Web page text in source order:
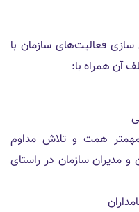
سازى فعاليت‌هاى سازمان با
آن همراه با:
همت و تلاش مداوم
و مديران سازمان در راستاى